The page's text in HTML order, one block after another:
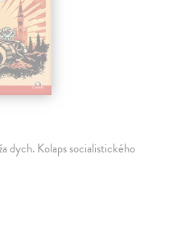
dych. Kolaps socialistického